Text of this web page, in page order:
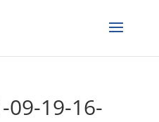
09-19-16-